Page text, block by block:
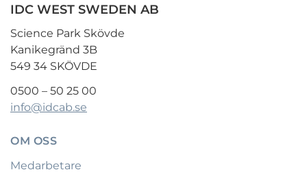
IDC WEST SWEDEN AB
Science Park Skövde
Kanikegränd 3B
549 34 SKÖVDE
0500 – 50 25 00
info@idcab.se
OM OSS
Medarbetare